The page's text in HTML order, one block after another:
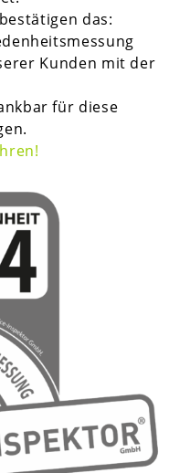
das:
Kunden mit der
für diese